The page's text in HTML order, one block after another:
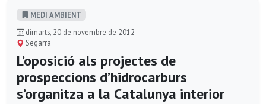
MEDI AMBIENT
dimarts, 20 de novembre de 2012
Segarra
L’oposició als projectes de
prospeccions d’hidrocarburs
s’organitza a la Catalunya interior